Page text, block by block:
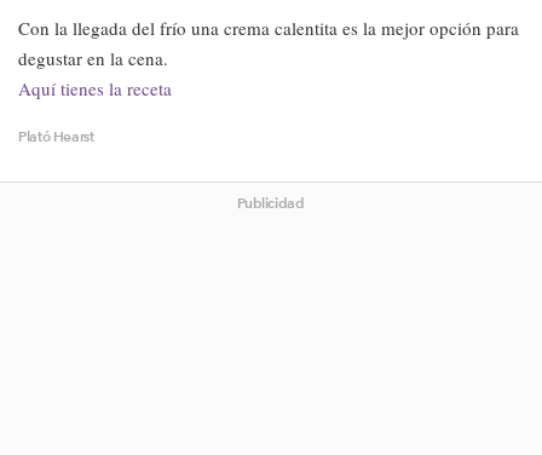
Con la llegada del frío una crema calentita es la mejor opción para
degustar en la cena.
Aquí tienes la receta
Plató Hearst
Publicidad